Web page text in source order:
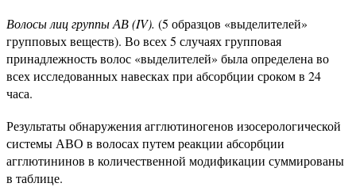
Волосы лиц группы АВ (IV). (5 образцов «выделителей»
групповых веществ). Во всех 5 случаях групповая
принадлежность волос «выделителей» была определена во
всех исследованных навесках при абсорбции сроком в 24
часа.
Результаты обнаружения агглютиногенов изосерологической
системы АВО в волосах путем реакции абсорбции
агглютининов в количественной модификации суммированы
в таблице.